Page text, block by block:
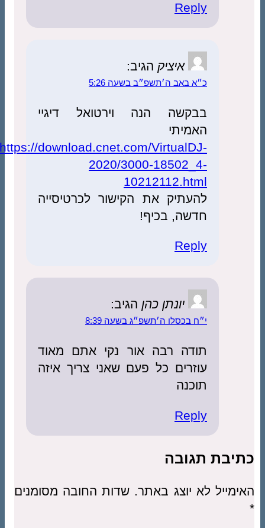
Reply
איציק הגיב:
כ״א באב ה׳תשפ״ב בשעה 5:26
בבקשה הנה וירטואל דיגיי
האמיתי
https://download.cnet.com/VirtualDJ-
2020/3000-18502_4-
10212112.html
להעתיק את הקישור לכרטיסייה
חדשה, בכיף!
Reply
יונתן כהן הגיב:
י״ח בכסלו ה׳תשפ״ג בשעה 8:39
תודה רבה אור נקי אתם מאוד
עוזרים כל פעם שאני צריך איזה
תוכנה
Reply
כתיבת תגובה
האימייל לא יוצג באתר. שדות החובה מסומנים
*